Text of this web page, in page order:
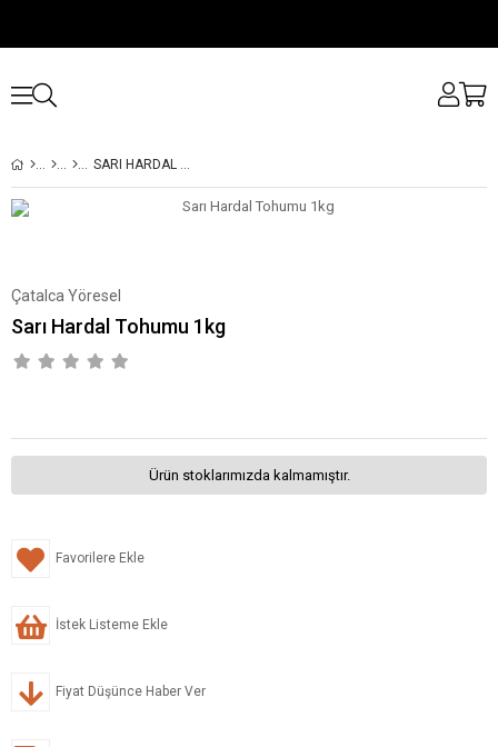
SARI HARDAL TOHUMU 1KG
Çatalca Yöresel
Sarı Hardal Tohumu 1kg
Ürün stoklarımızda kalmamıştır.
Favorilere Ekle
İstek Listeme Ekle
Fiyat Düşünce Haber Ver